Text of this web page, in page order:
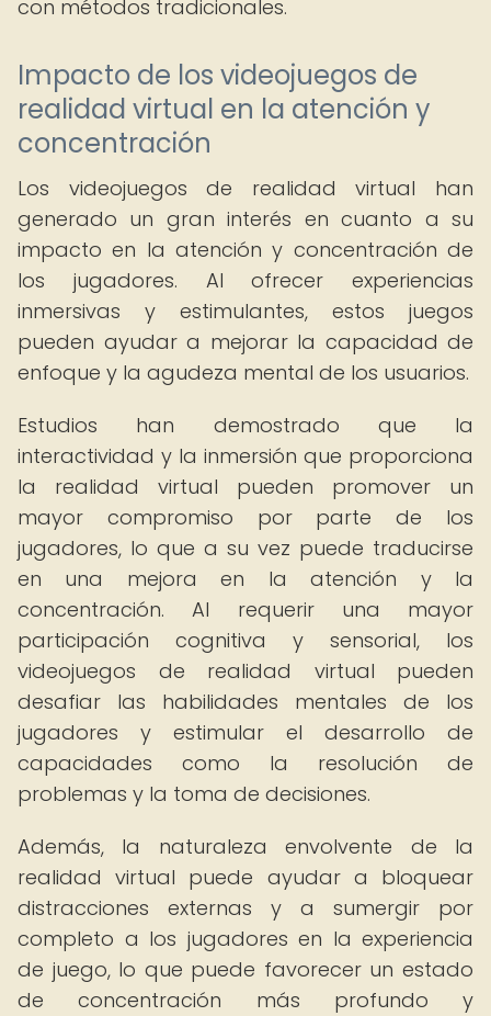
con métodos tradicionales.
Impacto de los videojuegos de
realidad virtual en la atención y
concentración
Los videojuegos de realidad virtual han
generado un gran interés en cuanto a su
impacto en la atención y concentración de
los jugadores. Al ofrecer experiencias
inmersivas y estimulantes, estos juegos
pueden ayudar a mejorar la capacidad de
enfoque y la agudeza mental de los usuarios.
Estudios han demostrado que la
interactividad y la inmersión que proporciona
la realidad virtual pueden promover un
mayor compromiso por parte de los
jugadores, lo que a su vez puede traducirse
en una mejora en la atención y la
concentración. Al requerir una mayor
participación cognitiva y sensorial, los
videojuegos de realidad virtual pueden
desafiar las habilidades mentales de los
jugadores y estimular el desarrollo de
capacidades como la resolución de
problemas y la toma de decisiones.
Además, la naturaleza envolvente de la
realidad virtual puede ayudar a bloquear
distracciones externas y a sumergir por
completo a los jugadores en la experiencia
de juego, lo que puede favorecer un estado
de concentración más profundo y